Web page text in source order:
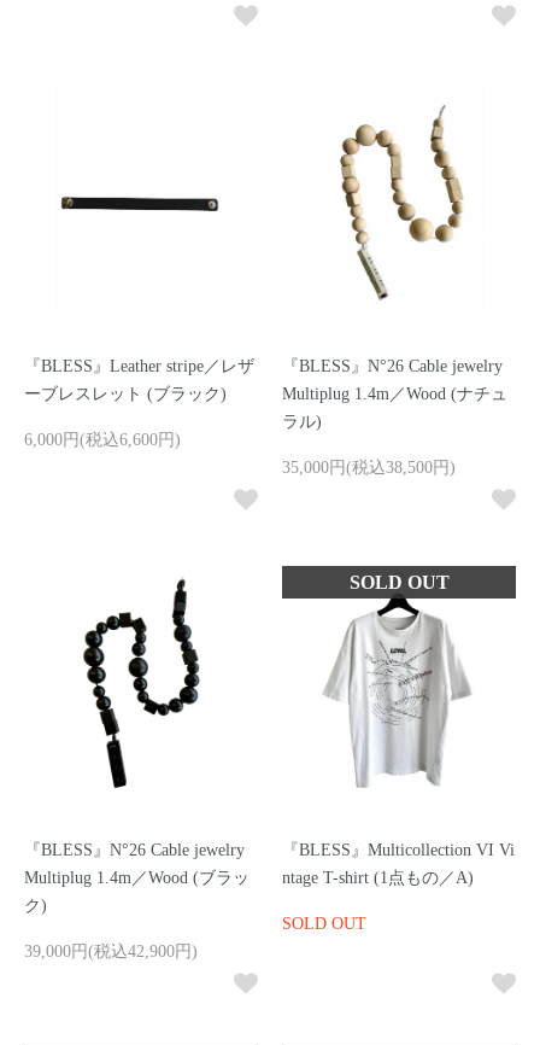
『BLESS』Leather stripe／レザ
ーブレスレット (ブラック)
6,000円(税込6,600円)
『BLESS』N°26 Cable jewelry
Multiplug 1.4m／Wood (ナチュ
ラル)
35,000円(税込38,500円)
『BLESS』N°26 Cable jewelry
Multiplug 1.4m／Wood (ブラッ
ク)
39,000円(税込42,900円)
『BLESS』Multicollection VI Vi
ntage T-shirt (1点もの／A)
SOLD OUT